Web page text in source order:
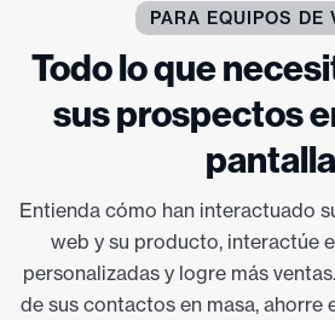
PARA EQUIPOS DE
Todo lo que
sus prospectos
pantalla
Entienda cómo han interactuado
web y su producto, interactúe
personalizadas y logre más
de sus contactos en masa, ahorre